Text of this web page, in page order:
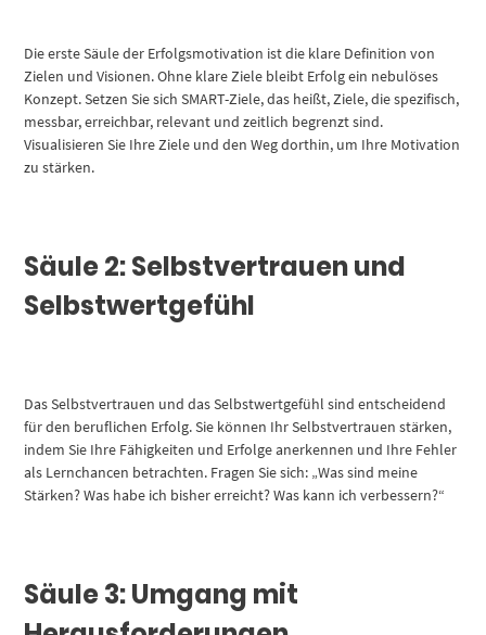
Die erste Säule der Erfolgsmotivation ist die klare Definition von
Zielen und Visionen. Ohne klare Ziele bleibt Erfolg ein nebulöses
Konzept. Setzen Sie sich SMART-Ziele, das heißt, Ziele, die spezifisch,
messbar, erreichbar, relevant und zeitlich begrenzt sind.
Visualisieren Sie Ihre Ziele und den Weg dorthin, um Ihre Motivation
zu stärken.
Säule 2: Selbstvertrauen und
Selbstwertgefühl
Das Selbstvertrauen und das Selbstwertgefühl sind entscheidend
für den beruflichen Erfolg. Sie können Ihr Selbstvertrauen stärken,
indem Sie Ihre Fähigkeiten und Erfolge anerkennen und Ihre Fehler
als Lernchancen betrachten. Fragen Sie sich: „Was sind meine
Stärken? Was habe ich bisher erreicht? Was kann ich verbessern?“
Säule 3: Umgang mit